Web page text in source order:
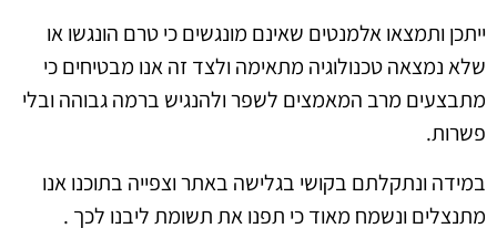
ייתכן ותמצאו אלמנטים שאינם מונגשים כי טרם הונגשו או
שלא נמצאה טכנולוגיה מתאימה ולצד זה אנו מבטיחים כי
מתבצעים מרב המאמצים לשפר ולהנגיש ברמה גבוהה ובלי
פשרות.
במידה ונתקלתם בקושי בגלישה באתר וצפייה בתוכנו אנו
מתנצלים ונשמח מאוד כי תפנו את תשומת ליבנו לכך .